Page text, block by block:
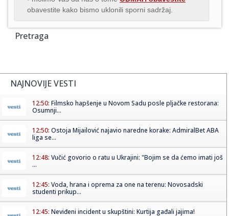
obavestite kako bismo uklonili sporni sadržaj.
Pretraga
NAJNOVIJE VESTI
12:50: Filmsko hapšenje u Novom Sadu posle pljačke restorana:
Osumnji...
12:50: Ostoja Mijailović najavio naredne korake: AdmiralBet ABA
liga se...
12:48: Vučić govorio o ratu u Ukrajini: "Bojim se da ćemo imati još
...
12:45: Voda, hrana i oprema za one na terenu: Novosadski
studenti prikup...
12:45: Neviđeni incident u skupštini: Kurtija gađali jajima!